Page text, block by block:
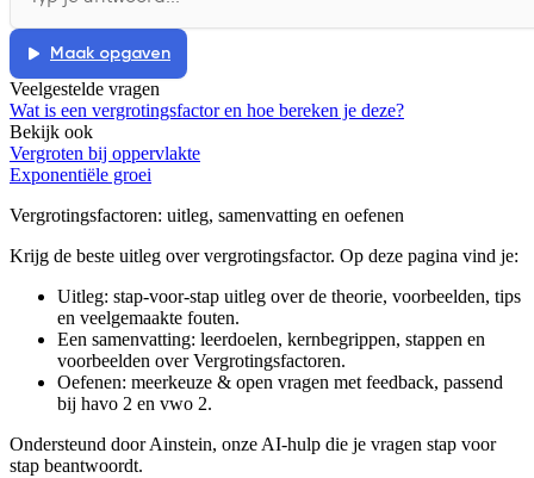
Maak opgaven
Veelgestelde vragen
Wat is een vergrotingsfactor en hoe bereken je deze?
Bekijk ook
Vergroten bij oppervlakte
Exponentiële groei
Vergrotingsfactoren: uitleg, samenvatting en oefenen
Krijg de beste uitleg over vergrotingsfactor. Op deze pagina vind je:
Uitleg: stap-voor-stap uitleg over de theorie, voorbeelden, tips
en veelgemaakte fouten.
Een samenvatting: leerdoelen, kernbegrippen, stappen en
voorbeelden overVergrotingsfactoren.
Oefenen: meerkeuze & open vragen met feedback, passend
bij havo 2 en vwo 2.
Ondersteund door Ainstein, onze AI-hulp die je vragen stap voor
stap beantwoordt.